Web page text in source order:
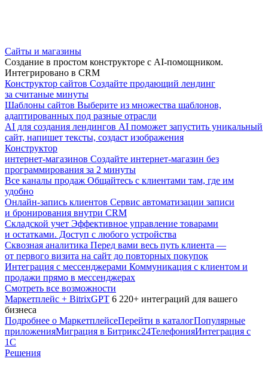
Сайты и магазины
Создание в простом конструкторе с AI-помощником.
Интегрировано в CRM
Конструктор сайтов Создайте продающий лендинг
за считаные минуты
Шаблоны сайтов Выберите из множества шаблонов,
адаптированных под разные отрасли
AI для создания лендингов AI поможет запустить уникальный
сайт, напишет тексты, создаст изображения
Конструктор
интернет-магазинов Создайте интернет-магазин без
программирования за 2 минуты
Все каналы продаж Общайтесь с клиентами там, где им
удобно
Онлайн-запись клиентов Сервис автоматизации записи
и бронирования внутри CRM
Складской учет Эффективное управление товарами
и остатками. Доступ с любого устройства
Сквозная аналитика Перед вами весь путь клиента —
от первого визита на сайт до повторных покупок
Интеграция с мессенджерами Коммуникация с клиентом и
продажи прямо в мессенджерах
Смотреть все возможности
Маркетплейс + BitrixGPT 6 220+ интеграций для вашего
бизнеса
Подробнее о МаркетплейсеПерейти в каталогПопулярные
приложенияМиграция в Битрикс24ТелефонияИнтеграция с
1С
Решения